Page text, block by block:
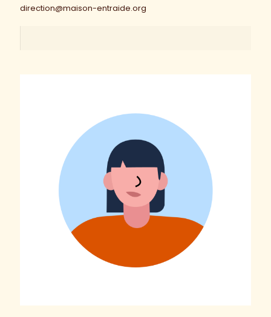
direction@maison-entraide.org